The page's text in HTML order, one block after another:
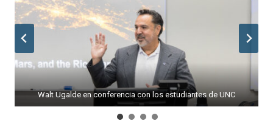
Walt Ugalde en conferencia con los estudiantes de UNC
De izquierda a derecha, el presidente Andy Feinstein, Walt Ugalde
y el decano de la facultad de negocios MCB Steve Elias
Walt Ugalde hablando con los estudiantes de UNC
Walt Ugalde en charla con los estudiantes de UNC